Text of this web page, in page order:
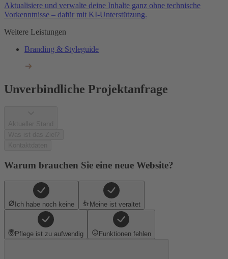
Aktualisiere und verwalte deine Inhalte ganz ohne technische
Vorkenntnisse – dafür mit KI-Unterstützung.
Weitere Leistungen
Branding & Styleguide
Unverbindliche Projektanfrage
Warum brauchen Sie eine neue Website?
Ich habe noch keine Meine ist veraltet
Pflege ist zu aufwendig Funktionen fehlen